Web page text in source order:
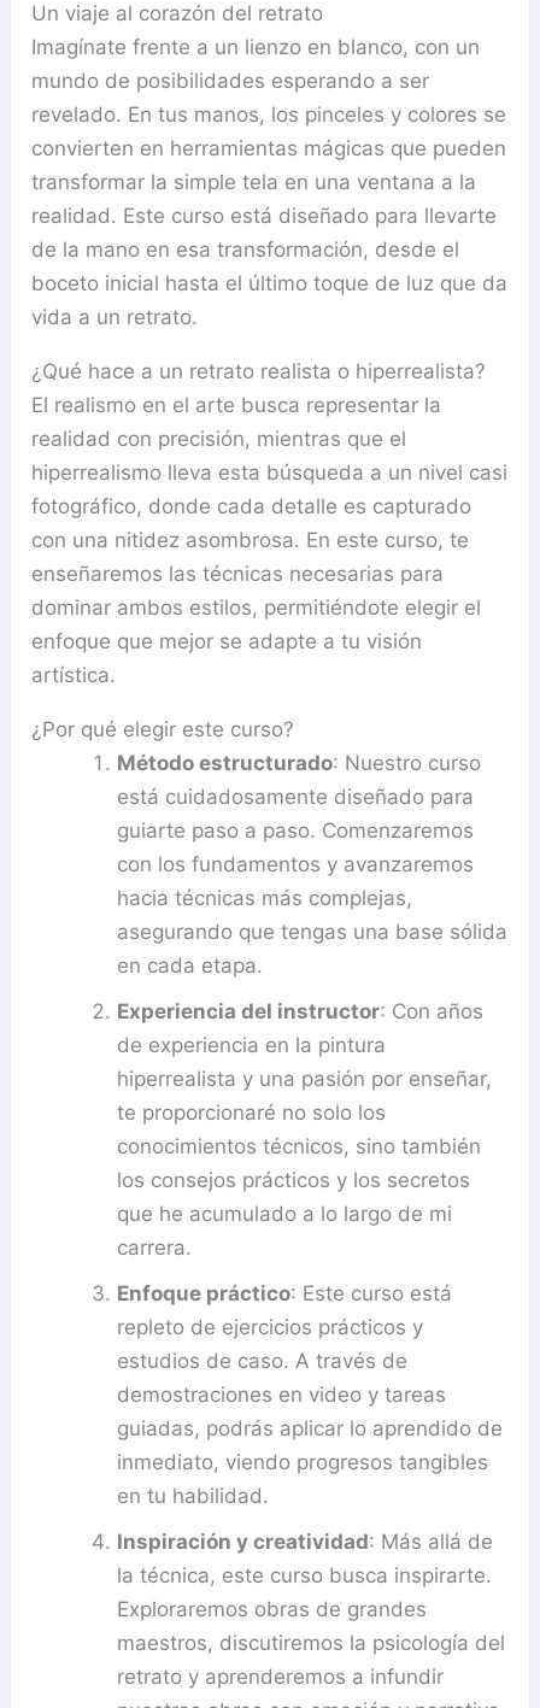
Un viaje al corazón del retrato
Imagínate frente a un lienzo en blanco, con un
mundo de posibilidades esperando a ser
revelado. En tus manos, los pinceles y colores se
convierten en herramientas mágicas que pueden
transformar la simple tela en una ventana a la
realidad. Este curso está diseñado para llevarte
de la mano en esa transformación, desde el
boceto inicial hasta el último toque de luz que da
vida a un retrato.
¿Qué hace a un retrato realista o hiperrealista?
El realismo en el arte busca representar la
realidad con precisión, mientras que el
hiperrealismo lleva esta búsqueda a un nivel casi
fotográfico, donde cada detalle es capturado
con una nitidez asombrosa. En este curso, te
enseñaremos las técnicas necesarias para
dominar ambos estilos, permitiéndote elegir el
enfoque que mejor se adapte a tu visión
artística.
¿Por qué elegir este curso?
Método estructurado: Nuestro curso
está cuidadosamente diseñado para
guiarte paso a paso. Comenzaremos
con los fundamentos y avanzaremos
hacia técnicas más complejas,
asegurando que tengas una base sólida
en cada etapa.
Experiencia del instructor: Con años
de experiencia en la pintura
hiperrealista y una pasión por enseñar,
te proporcionaré no solo los
conocimientos técnicos, sino también
los consejos prácticos y los secretos
que he acumulado a lo largo de mi
carrera.
Enfoque práctico: Este curso está
repleto de ejercicios prácticos y
estudios de caso. A través de
demostraciones en video y tareas
guiadas, podrás aplicar lo aprendido de
inmediato, viendo progresos tangibles
en tu habilidad.
Inspiración y creatividad: Más allá de
la técnica, este curso busca inspirarte.
Exploraremos obras de grandes
maestros, discutiremos la psicología del
retrato y aprenderemos a infundir